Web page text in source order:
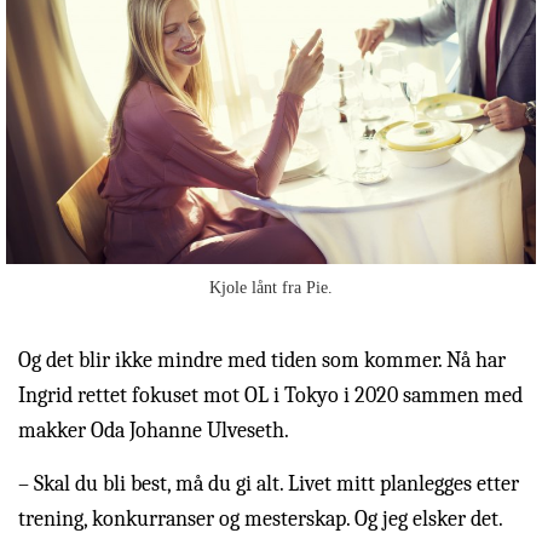
Kjole lånt fra Pie.
Og det blir ikke mindre med tiden som kommer. Nå har
Ingrid rettet fokuset mot OL i Tokyo i 2020 sammen med
makker Oda Johanne Ulveseth.
– Skal du bli best, må du gi alt. Livet mitt planlegges etter
trening, konkurranser og mesterskap. Og jeg elsker det.